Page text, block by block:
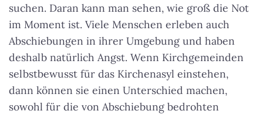
suchen. Daran kann man sehen, wie groß die Not
im Moment ist. Viele Menschen erleben auch
Abschiebungen in ihrer Umgebung und haben
deshalb natürlich Angst. Wenn Kirchgemeinden
selbstbewusst für das Kirchenasyl einstehen,
dann können sie einen Unterschied machen,
sowohl für die von Abschiebung bedrohten